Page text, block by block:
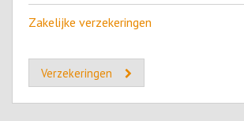
Zakelijke verzekeringen
Verzekeringen